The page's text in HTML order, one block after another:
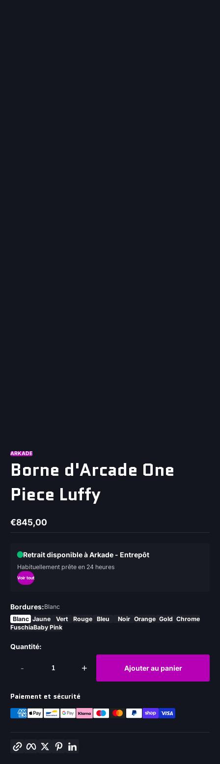
ARKADE
Borne d'Arcade One
Piece Luffy
Prix
€845,00
Retrait disponible à Arkade - Entrepôt
Habituellement prête en 24 heures
Voir tout
Bordures:Blanc
Blanc Jaune Vert Rouge Bleu Noir Orange Gold Chrome
FuschiaBaby Pink
Quantité:
- + Ajouter au panier
Paiement et sécurité
Facebook
TwitterPinterest